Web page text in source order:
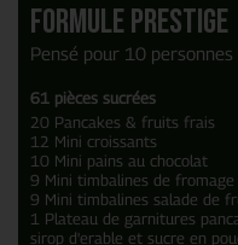
Formule Prestige
Pensé pour 10 personnes
61 pièces sucrées
20 Pancakes & fruits frais
12 Mini croissants
10 Mini pains au chocolat
9 Mini timbalines de fromage
9 Mini timbalines salade de
1 Plateau de garnitures
sirop d'erable et sucre en